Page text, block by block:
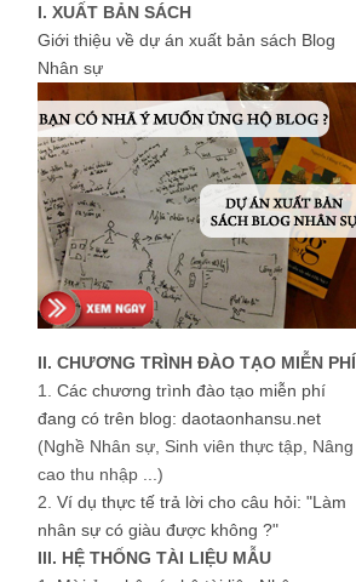
I. XUẤT BẢN SÁCH
Giới thiệu về dự án xuất bản sách Blog
Nhân sự
II. CHƯƠNG TRÌNH ĐÀO TẠO MIỄN PHÍ
1. Các chương trình đào tạo miễn phí
đang có trên blog: daotaonhansu.net
(Nghề Nhân sự, Sinh viên thực tập, Nâng
cao thu nhập ...)
2. Ví dụ thực tế trả lời cho câu hỏi: "Làm
nhân sự có giàu được không ?"
III. HỆ THỐNG TÀI LIỆU MẪU